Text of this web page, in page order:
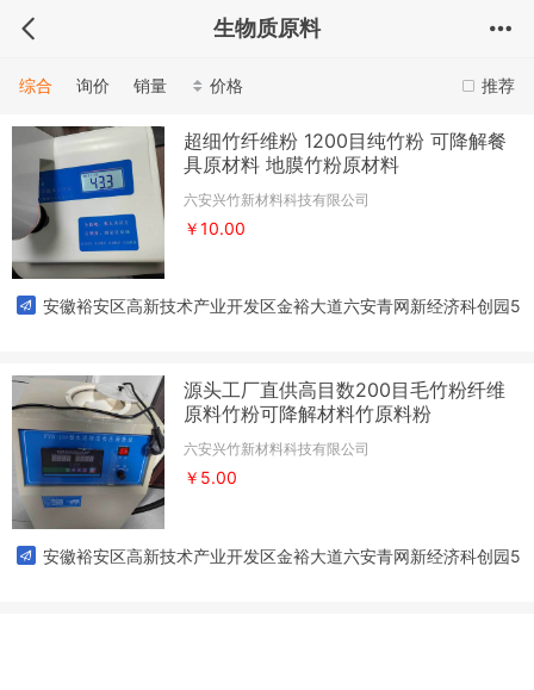
生物质原料
推荐
综合 询价 销量 价格
超细竹纤维粉 1200目纯竹粉 可降解餐
具原材料 地膜竹粉原材料
六安兴竹新材料科技有限公司
￥10.00
安徽裕安区高新技术产业开发区金裕大道六安青网新经济科创园5
源头工厂直供高目数200目毛竹粉纤维
原料竹粉可降解材料竹原料粉
六安兴竹新材料科技有限公司
￥5.00
安徽裕安区高新技术产业开发区金裕大道六安青网新经济科创园5